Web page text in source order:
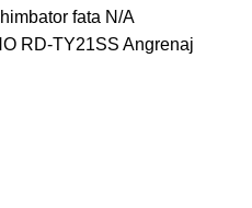
fata N/A
RD-TY21SS Angrenaj